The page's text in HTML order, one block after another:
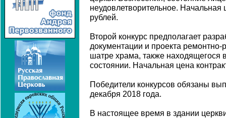
неудовлетворительное. Начальная
рублей.
Второй конкурс предполагает
документации и проекта
шатре храма, также находящегося
состоянии. Начальная цена
Победители конкурсов обязаны
декабря 2018 года.
В настоящее время в здании